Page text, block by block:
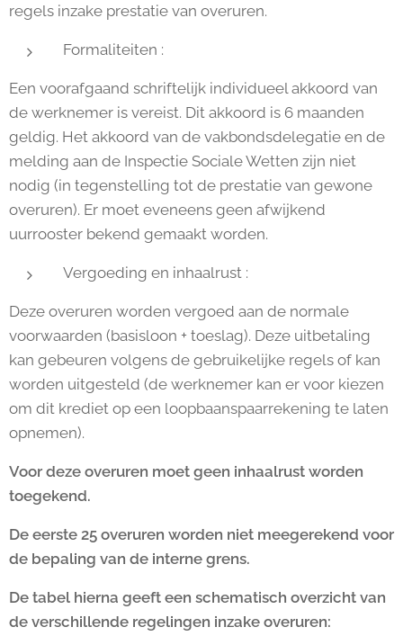
regels inzake prestatie van overuren.
Formaliteiten :
Een voorafgaand schriftelijk individueel akkoord van
de werknemer is vereist. Dit akkoord is 6 maanden
geldig. Het akkoord van de vakbondsdelegatie en de
melding aan de Inspectie Sociale Wetten zijn niet
nodig (in tegenstelling tot de prestatie van gewone
overuren). Er moet eveneens geen afwijkend
uurrooster bekend gemaakt worden.
Vergoeding en inhaalrust :
Deze overuren worden vergoed aan de normale
voorwaarden (basisloon + toeslag). Deze uitbetaling
kan gebeuren volgens de gebruikelijke regels of kan
worden uitgesteld (de werknemer kan er voor kiezen
om dit krediet op een loopbaanspaarrekening te laten
opnemen).
Voor deze overuren moet geen inhaalrust worden
toegekend.
De eerste 25 overuren worden niet meegerekend voor
de bepaling van de interne grens.
De tabel hierna geeft een schematisch overzicht van
de verschillende regelingen inzake overuren: